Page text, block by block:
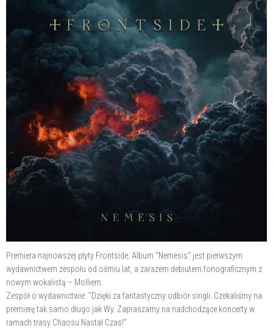
Premiera najnowszej płyty Frontside. Album "Nemesis" jest pierwszym
wydawnictwem zespołu od ośmiu lat, a zarazem debiutem fonograficznym z
nowym wokalistą – Molliem.
Zespół o wydawnictwie: "Dzięki za fantastyczny odbiór singli. Czekaliśmy na
premierę tak samo długo jak Wy. Zapraszamy na nadchodzące koncerty w
ramach trasy Chaosu Nastał Czas!"